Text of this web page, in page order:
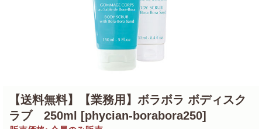
【送料無料】【業務用】ボラボラ ボディスク
ラブ 250ml [phycian-borabora250]